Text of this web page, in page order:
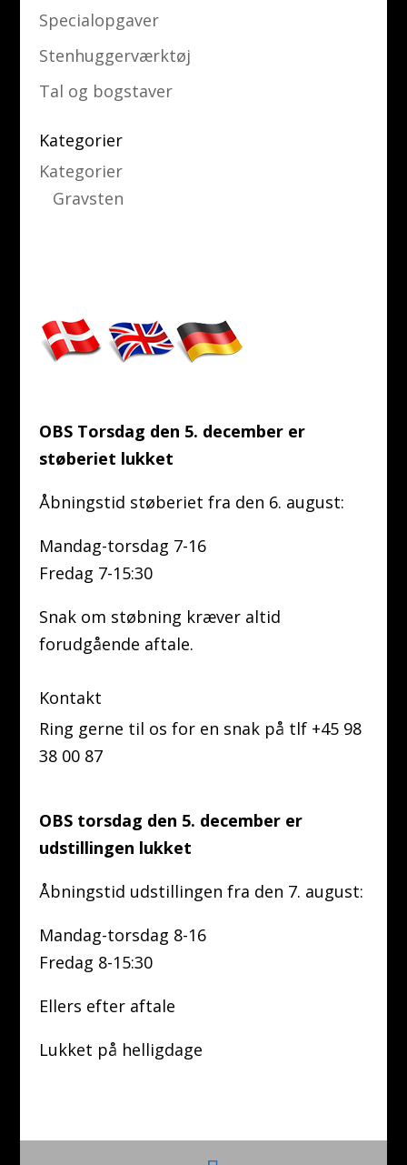
Specialopgaver
Stenhuggerværktøj
Tal og bogstaver
Kategorier
Kategorier
Gravsten
OBS Torsdag den 5. december er
støberiet lukket
Åbningstid støberiet fra den 6. august:
Mandag-torsdag 7-16
Fredag 7-15:30
Snak om støbning kræver altid
forudgående aftale.
Kontakt
Ring gerne til os for en snak på tlf +45 98
38 00 87
OBS torsdag den 5. december er
udstillingen lukket
Åbningstid udstillingen fra den 7. august:
Mandag-torsdag 8-16
Fredag 8-15:30
Ellers efter aftale
Lukket på helligdage